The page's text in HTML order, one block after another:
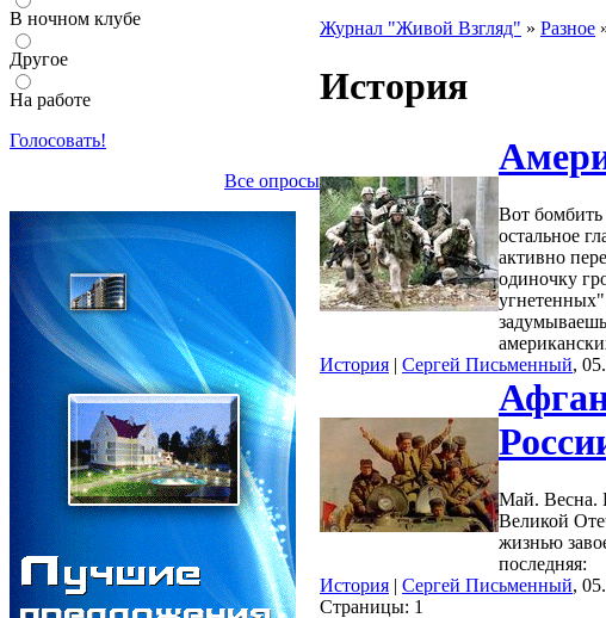
В ночном клубе
Другое
На работе
Голосовать!
Все опросы
Журнал "Живой Взгляд" » Разное
История
Вот
остальное
активно
одиночку
История | Сергей Письменный,
Май. Весна.
Великой
жизнью
последняя:
История | Сергей Письменный,
Страницы: 1